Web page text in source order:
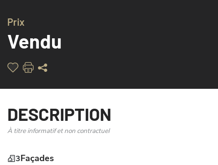
AMÉNAGE
Prix
Vendu
DESCRIPTION
À titre informatif et non contractuel
3Façades